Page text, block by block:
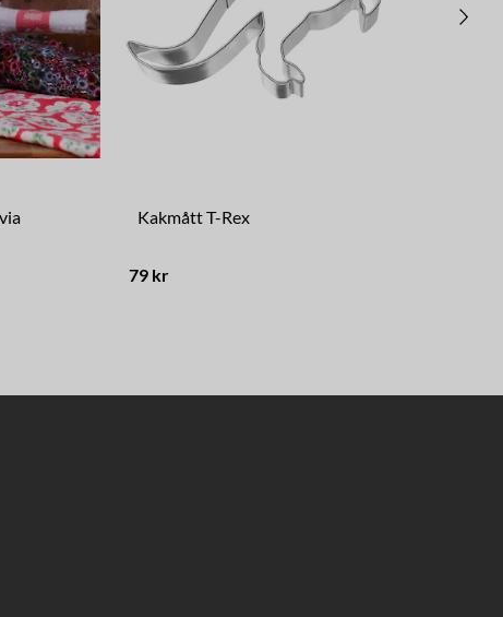
Kakmått T-Rex
79 kr